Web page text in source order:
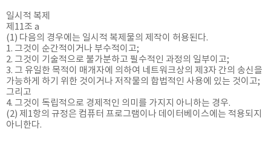
일시적 복제
제11조 a
(1) 다음의 경우에는 일시적 복제물의 제작이 허용된다.
1. 그것이 순간적이거나 부수적이고;
2. 그것이 기술적으로 불가분하고 필수적인 과정의 일부이고;
3. 그 유일한 목적이 매개자에 의하여 네트워크상의 제3자 간의 송신을
가능하게 하기 위한 것이거나 저작물의 합법적인 사용에 있는 것이고;
그리고
4. 그것이 독립적으로 경제적인 의미를 가지지 아니하는 경우.
(2) 제1항의 규정은 컴퓨터 프로그램이나 데이터베이스에는 적용되지
아니한다.